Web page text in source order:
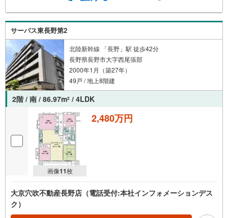
サーパス東長野第2
北陸新幹線 「長野」駅 徒歩42分
長野県長野市大字西尾張部
2000年1月（築27年）
49戸 / 地上8階建
2階 / 南 / 86.97m2 / 4LDK
画像11枚
2,480万円
大京穴吹不動産長野店（電話受付:本社インフォメーションデス
ク）